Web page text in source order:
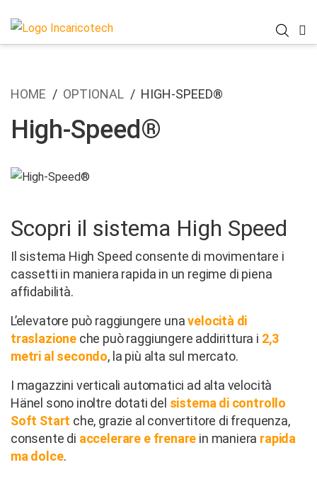
HOME OPTIONAL HIGH-SPEED®
High-Speed®
Scopri il sistema High Speed
Il sistema High Speed consente di movimentare i
cassetti in maniera rapida in un regime di piena
affidabilità.
L’elevatore può raggiungere unavelocità di
traslazione che può raggiungere addirittura i 2,3
metri al secondo, la più alta sul mercato.
I magazzini verticali automatici ad alta velocità
Hänel sono inoltre dotati del sistema di controllo
Soft Start che, grazie al convertitore di frequenza,
consente di accelerare e frenare in maniera rapida
ma dolce.